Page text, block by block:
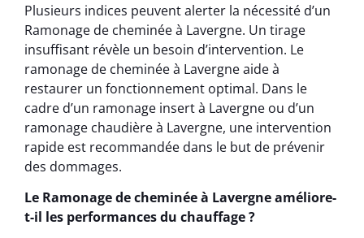
Plusieurs indices peuvent alerter la nécessité d’un
Ramonage de cheminée à Lavergne. Un tirage
insuffisant révèle un besoin d’intervention. Le
ramonage de cheminée à Lavergne aide à
restaurer un fonctionnement optimal. Dans le
cadre d’un ramonage insert à Lavergne ou d’un
ramonage chaudière à Lavergne, une intervention
rapide est recommandée dans le but de prévenir
des dommages.
Le Ramonage de cheminée à Lavergne améliore-
t-il les performances du chauffage ?